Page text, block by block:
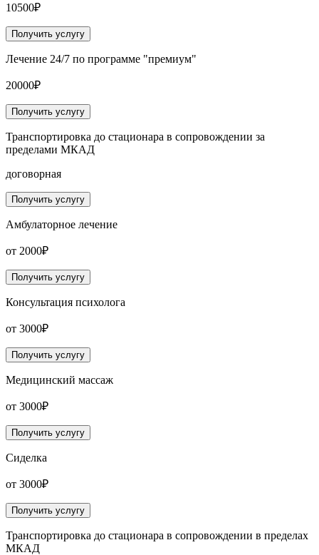
10500₽
Получить услугу
Лечение 24/7 по программе "премиум"
20000₽
Получить услугу
Транспортировка до стационара в сопровождении за
пределами МКАД
договорная
Получить услугу
Амбулаторное лечение
от 2000₽
Получить услугу
Консультация психолога
от 3000₽
Получить услугу
Медицинский массаж
от 3000₽
Получить услугу
Сиделка
от 3000₽
Получить услугу
Транспортировка до стационара в сопровождении в пределах
МКАД